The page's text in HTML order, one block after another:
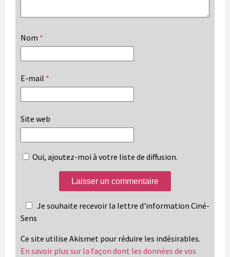
Nom *
E-mail *
Site web
Oui, ajoutez-moi à votre liste de diffusion.
Je souhaite recevoir la lettre d'information Ciné-
Sens
Ce site utilise Akismet pour réduire les indésirables.
En savoir plus sur la façon dont les données de vos